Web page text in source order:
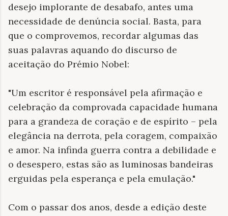
desejo implorante de desabafo, antes uma
necessidade de denúncia social. Basta, para
que o comprovemos, recordar algumas das
suas palavras aquando do discurso de
aceitação do Prémio Nobel:
"Um escritor é responsável pela afirmação e
celebração da comprovada capacidade humana
para a grandeza de coração e de espírito – pela
elegância na derrota, pela coragem, compaixão
e amor. Na infinda guerra contra a debilidade e
o desespero, estas são as luminosas bandeiras
erguidas pela esperança e pela emulação."
Com o passar dos anos, desde a edição deste